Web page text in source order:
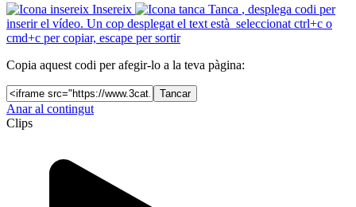
Insereix
Tanca , desplega codi per
inserir el vídeo. Un cop desplegat el text està seleccionat ctrl+c o
cmd+c per copiar, escape per sortir
Copia aquest codi per afegir-lo a la teva pàgina:
Tancar
Anar al contingut
Clips